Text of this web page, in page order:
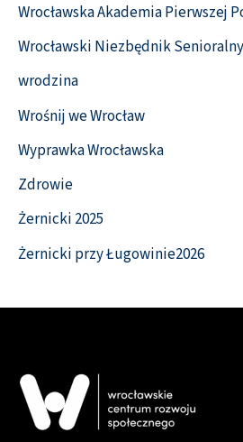
Wrocławska Akademia Pierwszej
Wrocławski Niezbędnik Senioralny
wrodzina
Wrośnij we Wrocław
Wyprawka Wrocławska
Zdrowie
Żernicki 2025
Żernicki przy Ługowinie2026